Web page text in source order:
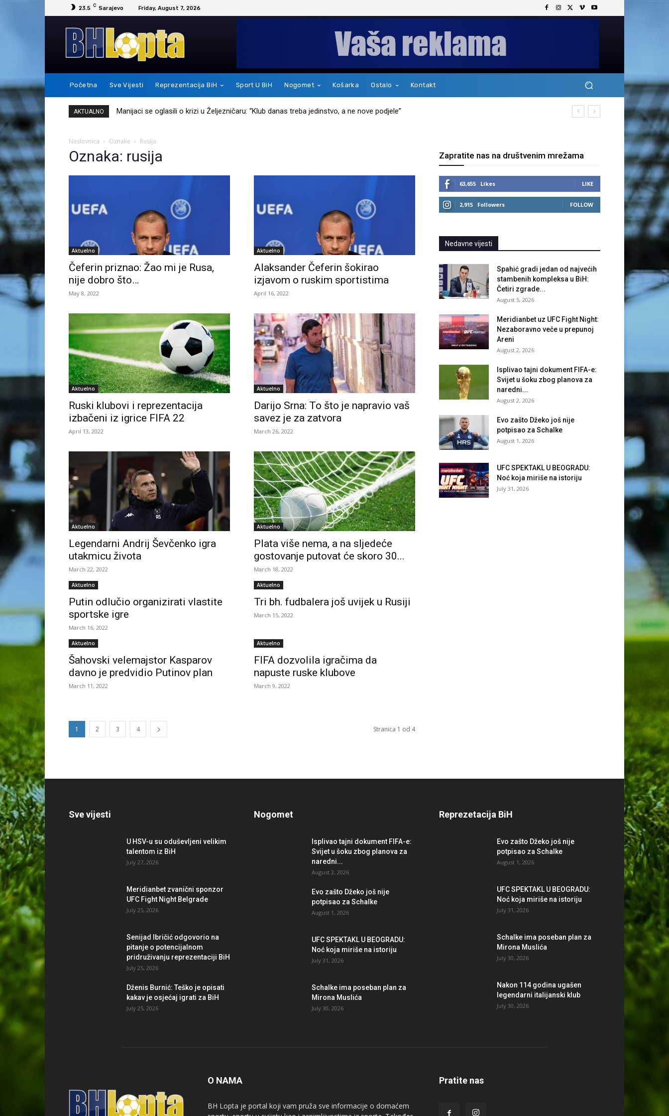
23.5 C Sarajevo Friday, August 7, 2026
Početna Sve Vijesti Reprezentacija BiH Sport U BiH Nogomet Košarka Ostalo Kontakt
AKTUALNO Manijaci se oglasili o krizi u Željezničaru: “Klub danas treba jedinstvo, a ne nove podjele”
Naslovnica Oznake Rusija
Oznaka: rusija
Aktuelno
Čeferin priznao: Žao mi je Rusa,
nije dobro što…
May 8, 2022
Aktuelno
Alaksander Čeferin šokirao
izjavom o ruskim sportistima
April 16, 2022
Aktuelno
Ruski klubovi i reprezentacija
izbačeni iz igrice FIFA 22
April 13, 2022
Aktuelno
Darijo Srna: To što je napravio vaš
savez je za zatvora
March 26, 2022
Aktuelno
Legendarni Andrij Ševčenko igra
utakmicu života
March 22, 2022
Aktuelno
Plata više nema, a na sljedeće
gostovanje putovat će skoro 30...
March 18, 2022
Aktuelno
Putin odlučio organizirati vlastite
sportske igre
March 16, 2022
Aktuelno
Tri bh. fudbalera još uvijek u Rusiji
March 15, 2022
Aktuelno
Šahovski velemajstor Kasparov
davno je predvidio Putinov plan
March 11, 2022
Aktuelno
FIFA dozvolila igračima da
napuste ruske klubove
March 9, 2022
1 2 3 4 Stranica 1 od 4
Zapratite nas na društvenim mrežama
63,655 Likes LIKE
2,915 Followers FOLLOW
Nedavne vijesti
Spahić gradi jedan od najvećih
stambenih kompleksa u BiH:
Četiri zgrade...
August 5, 2026
Meridianbet uz UFC Fight Night:
Nezaboravno veče u prepunoj
Areni
August 2, 2026
Isplivao tajni dokument FIFA-e:
Svijet u šoku zbog planova za
naredni...
August 2, 2026
Evo zašto Džeko još nije
potpisao za Schalke
August 1, 2026
UFC SPEKTAKL U BEOGRADU:
Noć koja miriše na istoriju
July 31, 2026
Sve vijesti
U HSV-u su oduševljeni velikim
talentom iz BiH
July 27, 2026
Meridianbet zvanični sponzor
UFC Fight Night Belgrade
July 25, 2026
Senijad Ibričić odgovorio na
pitanje o potencijalnom
pridruživanju reprezentaciji BiH
July 25, 2026
Dženis Burnić: Teško je opisati
kakav je osjećaj igrati za BiH
July 25, 2026
Nogomet
Isplivao tajni dokument FIFA-e:
Svijet u šoku zbog planova za
naredni...
August 2, 2026
Evo zašto Džeko još nije
potpisao za Schalke
August 1, 2026
UFC SPEKTAKL U BEOGRADU:
Noć koja miriše na istoriju
July 31, 2026
Schalke ima poseban plan za
Mirona Muslića
July 30, 2026
Reprezetacija BiH
Evo zašto Džeko još nije
potpisao za Schalke
August 1, 2026
UFC SPEKTAKL U BEOGRADU:
Noć koja miriše na istoriju
July 31, 2026
Schalke ima poseban plan za
Mirona Muslića
July 30, 2026
Nakon 114 godina ugašen
legendarni italijanski klub
July 30, 2026
O NAMA
BH Lopta je portal koji vam pruža sve informacije o domaćem
Pratite nas